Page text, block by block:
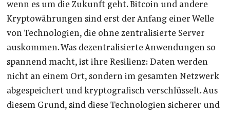
wenn es um die Zukunft geht. Bitcoin und andere
Kryptowährungen sind erst der Anfang einer Welle
von Technologien, die ohne zentralisierte Server
auskommen. Was dezentralisierte Anwendungen so
spannend macht, ist ihre Resilienz: Daten werden
nicht an einem Ort, sondern im gesamten Netzwerk
abgespeichert und kryptografisch verschlüsselt. Aus
diesem Grund, sind diese Technologien sicherer und